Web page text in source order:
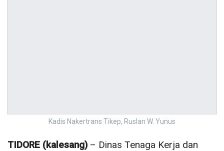
Kadis Nakertrans Tikep, Ruslan W. Yunus
TIDORE (kalesang) – Dinas Tenaga Kerja dan